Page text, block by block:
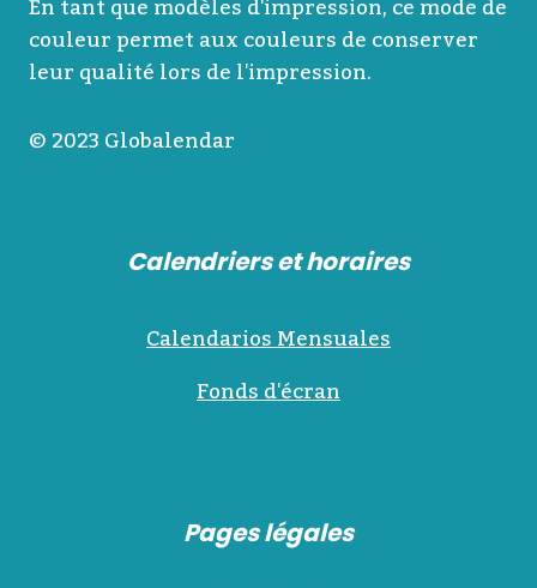
couleur permet aux couleurs de conserver
leur qualité lors de l'impression.
© 2023 Globalendar
Calendriers et horaires
Calendarios Mensuales
Fonds d'écran
Pages légales